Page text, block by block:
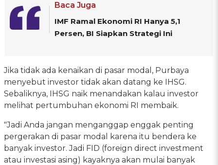
Baca Juga
IMF Ramal Ekonomi RI Hanya 5,1
Persen, BI Siapkan Strategi Ini
Jika tidak ada kenaikan di pasar modal, Purbaya
menyebut investor tidak akan datang ke IHSG.
Sebaliknya, IHSG naik menandakan kalau investor
melihat pertumbuhan ekonomi RI membaik.
"Jadi Anda jangan menganggap enggak penting
pergerakan di pasar modal karena itu bendera ke
banyak investor. Jadi FID (foreign direct investment
atau investasi asing) kayaknya akan mulai banyak